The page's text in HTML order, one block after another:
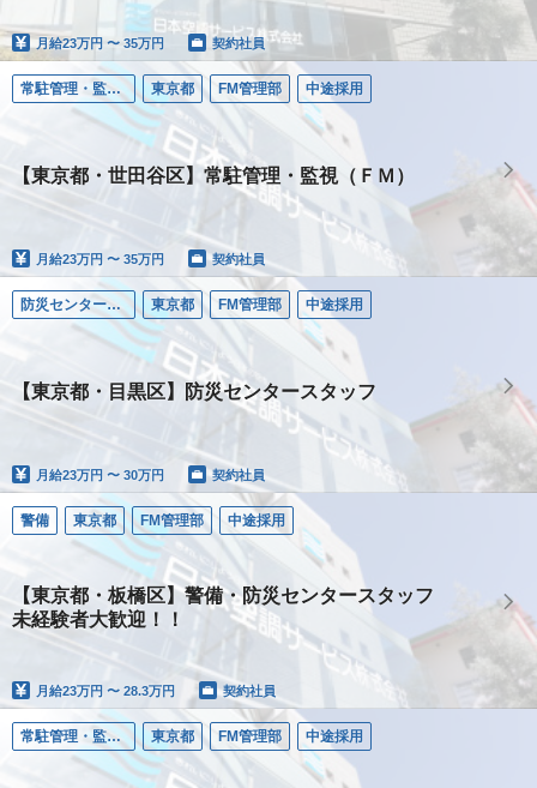
月給23万円 〜 35万円 契約社員
常駐管理・監視（ＦＭ） 東京都 FM管理部 中途採用
【東京都・世田谷区】常駐管理・監視（ＦＭ）
月給23万円 〜 35万円 契約社員
防災センター要員 東京都 FM管理部 中途採用
【東京都・目黒区】防災センタースタッフ
月給23万円 〜 30万円 契約社員
警備 東京都 FM管理部 中途採用
【東京都・板橋区】警備・防災センタースタッフ
未経験者大歓迎！！
月給23万円 〜 28.3万円 契約社員
常駐管理・監視（ＦＭ） 東京都 FM管理部 中途採用